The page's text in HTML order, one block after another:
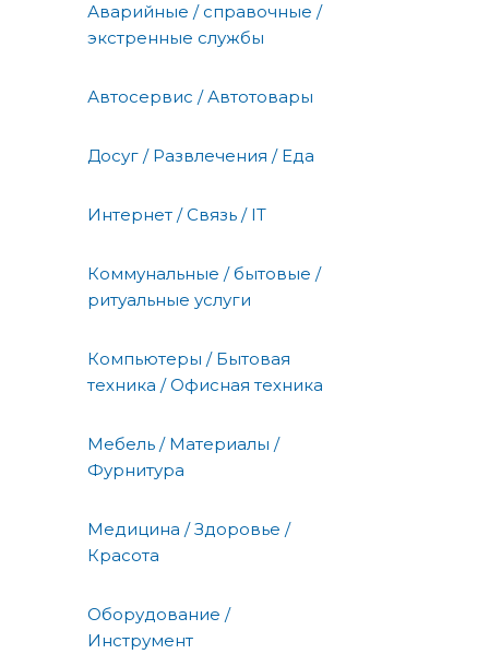
Аварийные / справочные /
экстренные службы
Автосервис / Автотовары
Досуг / Развлечения / Еда
Интернет / Связь / IT
Коммунальные / бытовые /
ритуальные услуги
Компьютеры / Бытовая
техника / Офисная техника
Мебель / Материалы /
Фурнитура
Медицина / Здоровье /
Красота
Оборудование /
Инструмент